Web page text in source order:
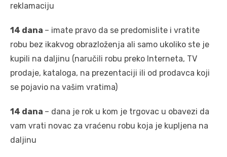
reklamaciju
14 dana – imate pravo da se predomislite i vratite
robu bez ikakvog obrazloženja ali samo ukoliko ste je
kupili na daljinu (naručili robu preko Interneta, TV
prodaje, kataloga, na prezentaciji ili od prodavca koji
se pojavio na vašim vratima)
14 dana – dana je rok u kom je trgovac u obavezi da
vam vrati novac za vraćenu robu koja je kupljena na
daljinu